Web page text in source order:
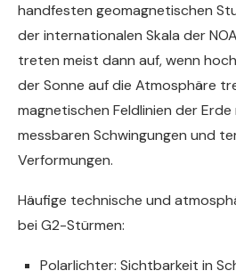
handfesten geomagnetischen
der internationalen Skala der
treten meist dann auf, wenn
der Sonne auf die Atmosphäre
magnetischen Feldlinien der
messbaren Schwingungen und
Verformungen.
Häufige technische und
bei G2-Stürmen:
Polarlichter: Sichtbarkeit in